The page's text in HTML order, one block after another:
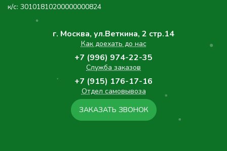
+7 (996) 974-22-35
+7 (915) 176-17-16
Отдел самовывоза
ЗАКАЗАТЬ ЗВОНОК
© 2015 - 2026 Ёлкаголики.Купить живые Ёлки в Москве с